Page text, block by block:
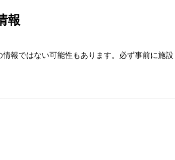
報
報ではない可能性もあります。必ず事前に施設